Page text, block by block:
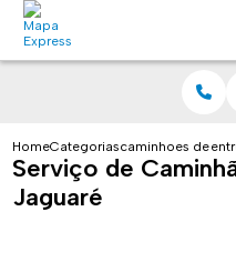
HomeCategoriascaminhoes de
Serviço de
Jaguaré